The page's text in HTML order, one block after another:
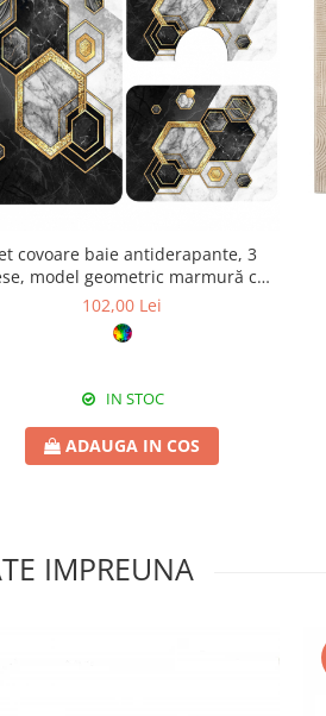
covoare baie antiderapante, 3
model geometric marmură cu
accente aurii
102,00 Lei
IN STOC
ADAUGA IN COS
IMPREUNA